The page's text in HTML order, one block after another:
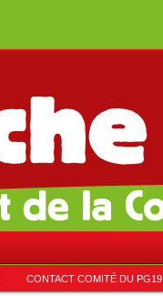
CONTACT COMITÉ DU PG19